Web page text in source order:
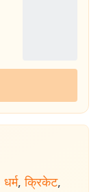
धर्म, क्रिकेट,